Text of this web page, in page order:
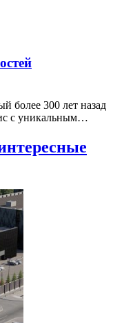
более 300 лет назад
с уникальным…